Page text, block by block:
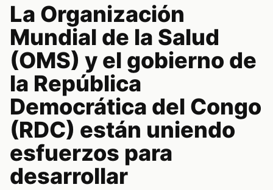
La Organización
Mundial de la Salud
(OMS) y el gobierno de
la República
Democrática del Congo
(RDC) están uniendo
esfuerzos para
desarrollar